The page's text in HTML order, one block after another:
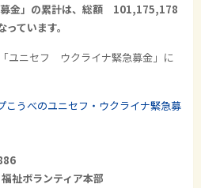
募金」の累計は、総額 101,175,178
ています。
ユニセフ ウクライナ緊急募金」に
こうべのユニセフ・ウクライナ緊急募
ボランティア本部